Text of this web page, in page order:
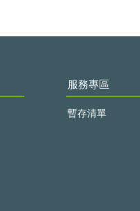
服務專區
暫存清單